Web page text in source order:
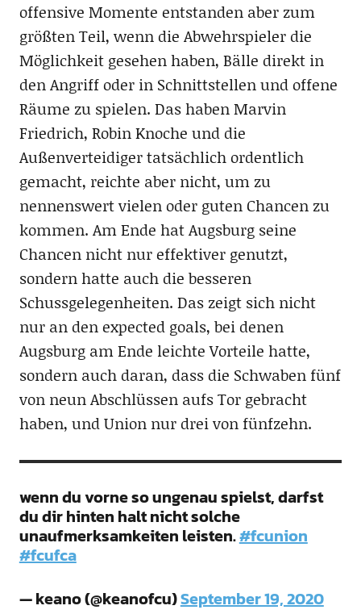
offensive Momente entstanden aber zum
größten Teil, wenn die Abwehrspieler die
Möglichkeit gesehen haben, Bälle direkt in
den Angriff oder in Schnittstellen und offene
Räume zu spielen. Das haben Marvin
Friedrich, Robin Knoche und die
Außenverteidiger tatsächlich ordentlich
gemacht, reichte aber nicht, um zu
nennenswert vielen oder guten Chancen zu
kommen. Am Ende hat Augsburg seine
Chancen nicht nur effektiver genutzt,
sondern hatte auch die besseren
Schussgelegenheiten. Das zeigt sich nicht
nur an den expected goals, bei denen
Augsburg am Ende leichte Vorteile hatte,
sondern auch daran, dass die Schwaben fünf
von neun Abschlüssen aufs Tor gebracht
haben, und Union nur drei von fünfzehn.
wenn du vorne so ungenau spielst, darfst
du dir hinten halt nicht solche
unaufmerksamkeiten leisten.#fcunion
#fcufca
— keano (@keanofcu)September 19, 2020